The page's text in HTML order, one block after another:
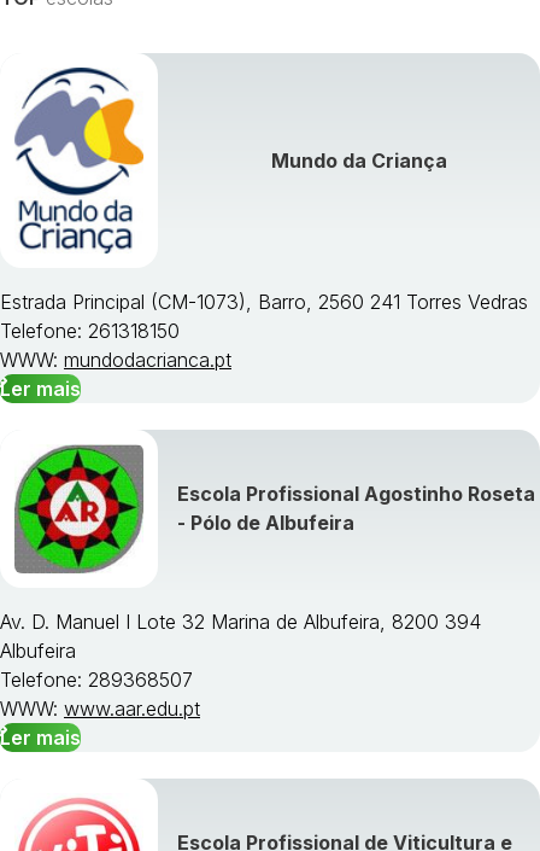
Mundo da Criança
Estrada Principal (CM-1073), Barro, 2560 241 Torres Vedras
Telefone: 261318150
WWW: mundodacrianca.pt
Ler mais
Escola Profissional Agostinho Roseta
- Pólo de Albufeira
Av. D. Manuel I Lote 32 Marina de Albufeira, 8200 394
Albufeira
Telefone: 289368507
WWW: www.aar.edu.pt
Ler mais
Escola Profissional de Viticultura e